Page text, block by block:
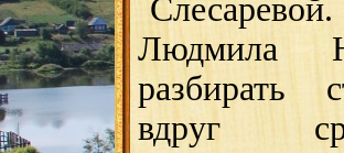
Людмила
разбирать
вдруг